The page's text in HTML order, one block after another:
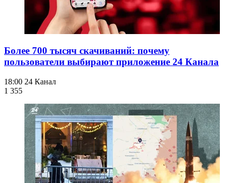
Более 700 тысяч скачиваний: почему
пользователи выбирают приложение 24 Канала
18:00 24 Канал
1 355